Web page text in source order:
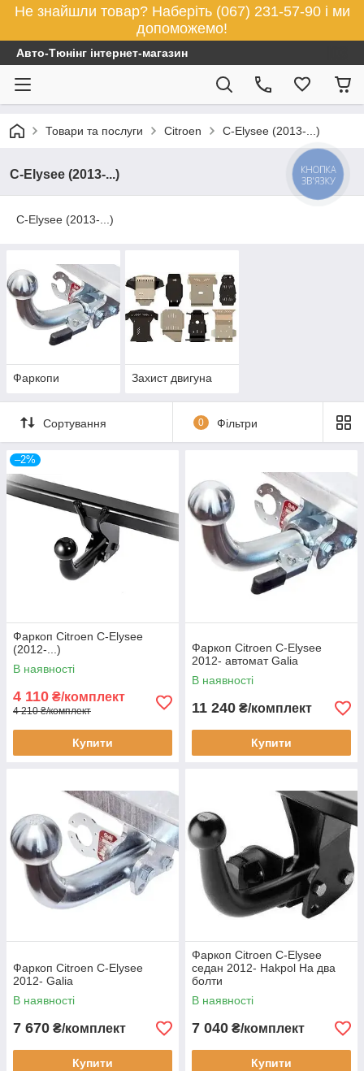
Не знайшли товар? Наберіть (067) 231-57-90 і ми
допоможемо!
Авто-Тюнінг інтернет-магазин
Товари та послуги Citroen C-Elysee (2013-...)
C-Elysee (2013-...)
C-Elysee (2013-...)
Фаркопи Захист двигуна
Сортування 0 Фільтри
–2%
Фаркоп Citroen C-Elysee
(2012-...)
В наявності
4 110 ₴/комплект
4 210 ₴/комплект
Купити
Фаркоп Citroen C-Elysee
2012- автомат Galia
В наявності
11 240 ₴/комплект
Купити
Фаркоп Citroen C-Elysee
2012- Galia
В наявності
7 670 ₴/комплект
Купити
Фаркоп Citroen C-Elysee
седан 2012- Hakpol На два
болти
В наявності
7 040 ₴/комплект
Купити
КНОПКА
ЗВ'ЯЗКУ